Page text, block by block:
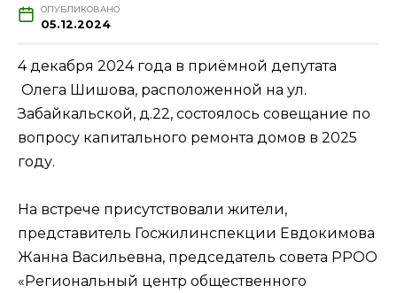
ОПУБЛИКОВАНО
05.12.2024
4 декабря 2024 года в приёмной депутата
Олега Шишова, расположенной на ул.
Забайкальской, д.22, состоялось совещание по
вопросу капитального ремонта домов в 2025
году.
На встрече присутствовали жители,
представитель Госжилинспекции Евдокимова
Жанна Васильевна, председатель совета РРОО
«Региональный центр общественного